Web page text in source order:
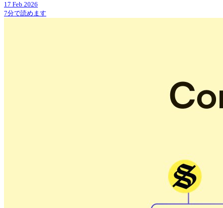
17 Feb 2026
7分で読めます